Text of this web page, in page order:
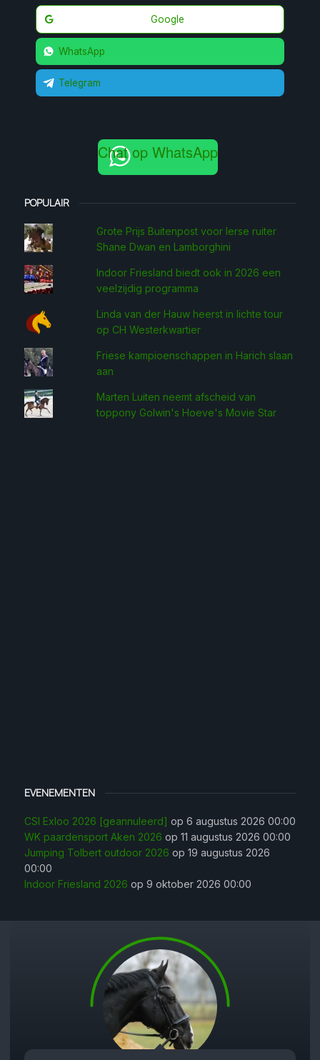
Google
WhatsApp
Telegram
Chat op WhatsApp
POPULAIR
Grote Prijs Buitenpost voor Ierse ruiter
Shane Dwan en Lamborghini
Indoor Friesland biedt ook in 2026 een
veelzijdig programma
Linda van der Hauw heerst in lichte tour
op CH Westerkwartier
Friese kampioenschappen in Harich slaan
aan
Marten Luiten neemt afscheid van
toppony Golwin's Hoeve's Movie Star
EVENEMENTEN
CSI Exloo 2026 [geannuleerd] op 6 augustus 2026 00:00
WK paardensport Aken 2026 op 11 augustus 2026 00:00
Jumping Tolbert outdoor 2026 op 19 augustus 2026
00:00
Indoor Friesland 2026 op 9 oktober 2026 00:00